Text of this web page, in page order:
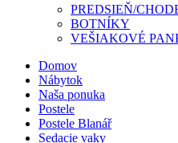
PREDSIEŇ/
BOTNÍKY
VEŠIAKOVÉ
Domov
Nábytok
Naša ponuka
Postele
Postele Blanář
Sedacie vaky